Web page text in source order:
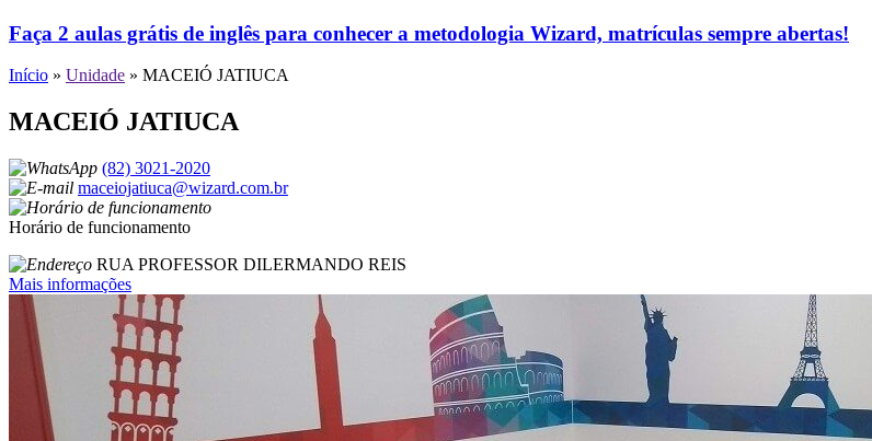
Faça 2 aulas grátis de inglês para conhecer a metodologia Wizard, matrículas sempre abertas!
Início » Unidade » MACEIÓ JATIUCA
MACEIÓ JATIUCA
(82) 3021-2020
maceiojatiuca@wizard.com.br
Horário de funcionamento
RUA PROFESSOR DILERMANDO REIS
Mais informações